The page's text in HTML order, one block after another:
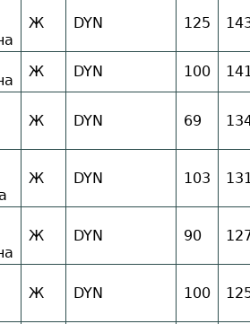
Ж DYN 125
Ж DYN 100
Ж DYN 69
Ж DYN 103
Ж DYN 90
Ж DYN 100